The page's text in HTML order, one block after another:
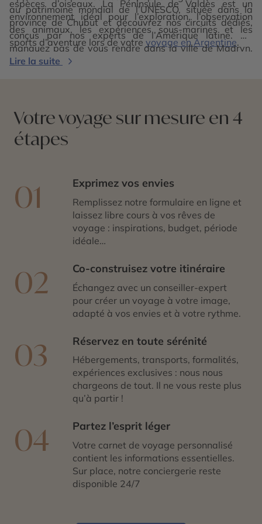
espèces d’oiseaux. La Péninsule de Valdès est un
environnement idéal pour l’exploration, l’observation
des animaux, les expériences sous-marines et les
sports d’aventure lors de votre voyage en Argentine.
au patrimoine mondial de l’UNESCO, située dans la
province de Chubut et découvrez nos circuits dédiés,
conçus par nos experts de l’Amérique latine. Ne
manquez pas de vous rendre dans la ville de Madryn,
réputée pour ses magnifiques côtes et l’observation des
Lire la suite
Votre voyage sur mesure en 4
étapes
01 Exprimez vos envies
Remplissez notre formulaire en ligne et
laissez libre cours à vos rêves de
voyage : inspirations, budget, période
idéale…
02 Co-construisez votre itinéraire
Échangez avec un conseiller-expert
pour créer un voyage à votre image,
adapté à vos envies et à votre rythme.
03 Réservez en toute sérénité
Hébergements, transports, formalités,
expériences exclusives : nous nous
chargeons de tout. Il ne vous reste plus
qu’à partir !
04 Partez l’esprit léger
Votre carnet de voyage personnalisé
contient les informations essentielles.
Sur place, notre conciergerie reste
disponible 24/7